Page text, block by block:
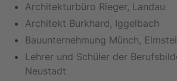
Architekturbüro Rieger, Landau
Architekt Burkhard, Iggelbach
Bauunternehmung Münch,
Lehrer und Schüler der
Neustadt